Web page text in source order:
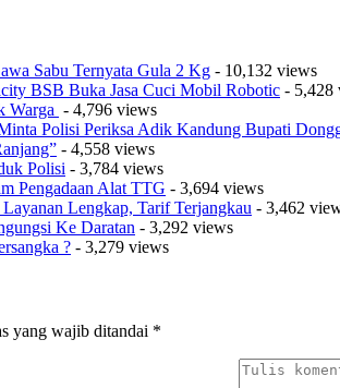
Sabu Ternyata Gula 2 Kg - 10,132 views
BSB Buka Jasa Cuci Mobil Robotic - 5,428
Warga - 4,796 views
Polisi Periksa Adik Kandung Bupati
- 4,558 views
Polisi - 3,784 views
Pengadaan Alat TTG - 3,694 views
Lengkap, Tarif Terjangkau - 3,462
Ke Daratan - 3,292 views
? - 3,279 views
yang wajib ditandai *